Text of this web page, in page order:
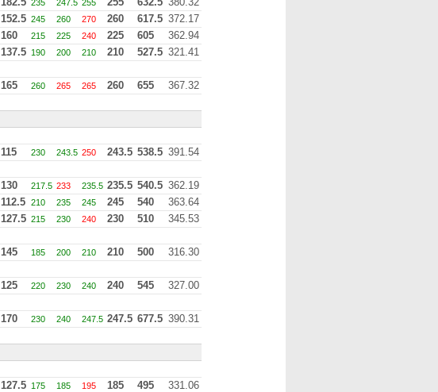
235 247.5 255
152.5 245 260 270 260 617.5 372.17
160 215 225 240 225 605
362.94
137.5 190 200 210 210 527.5 321.41
165 260 265 265 260 655 367.32
115 230 243.5 250 243.5 538.5 391.54
130 217.5 233 235.5 235.5 540.5 362.19
112.5 210 235 245 245 540
363.64
127.5 215 230 240 230 510
345.53
145 185 200 210 210 500
316.30
125 220 230 240 240 545
327.00
170 230 240 247.5 247.5 677.5 390.31
127.5 175 185 195 185 495
331.06